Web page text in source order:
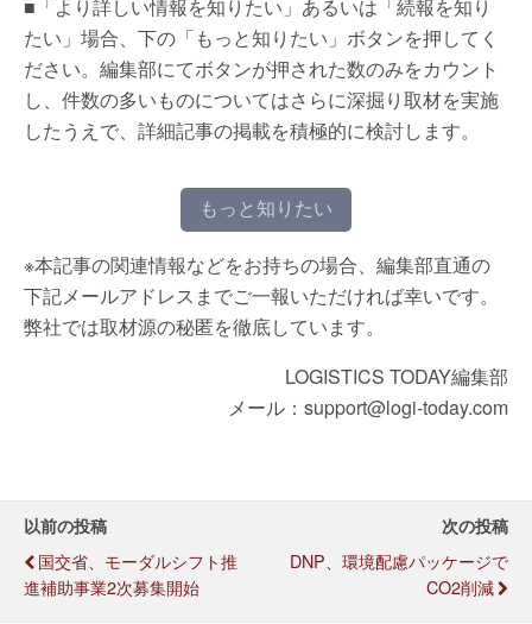
■「より詳しい情報を知りたい」あるいは「続報を知り
たい」場合、下の「もっと知りたい」ボタンを押してく
ださい。編集部にてボタンが押された数のみをカウント
し、件数の多いものについてはさらに深掘り取材を実施
したうえで、詳細記事の掲載を積極的に検討します。
もっと知りたい
※本記事の関連情報などをお持ちの場合、編集部直通の
下記メールアドレスまでご一報いただければ幸いです。
弊社では取材源の秘匿を徹底しています。
LOGISTICS TODAY編集部
メール：support@logi-today.com
以前の投稿
国交省、モーダルシフト推
進補助事業2次募集開始
次の投稿
DNP、環境配慮パッケージで
CO2削減